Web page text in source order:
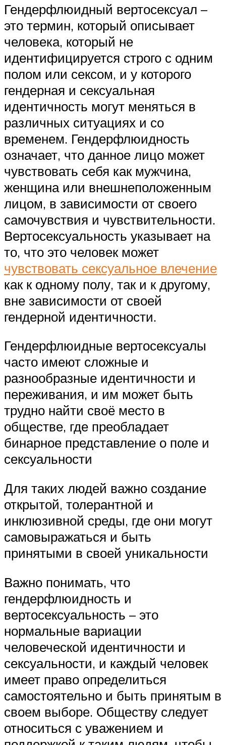
Гендерфлюидный вертосексуал –
это термин, который описывает
человека, который не
идентифицируется строго с одним
полом или сексом, и у которого
гендерная и сексуальная
идентичность могут меняться в
различных ситуациях и со
временем. Гендерфлюидность
означает, что данное лицо может
чувствовать себя как мужчина,
женщина или внешнеположенным
лицом, в зависимости от своего
самочувствия и чувствительности.
Вертосексуальность указывает на
то, что это человек может
чувствовать сексуальное влечение
как к одному полу, так и к другому,
вне зависимости от своей
гендерной идентичности.
Гендерфлюидные вертосексуалы
часто имеют сложные и
разнообразные идентичности и
переживания, и им может быть
трудно найти своё место в
обществе, где преобладает
бинарное представление о поле и
сексуальности
Для таких людей важно создание
открытой, толерантной и
инклюзивной среды, где они могут
самовыражаться и быть
принятыми в своей уникальности
Важно понимать, что
гендерфлюидность и
вертосексуальность – это
нормальные вариации
человеческой идентичности и
сексуальности, и каждый человек
имеет право определиться
самостоятельно и быть принятым в
своем выборе. Обществу следует
относиться с уважением и